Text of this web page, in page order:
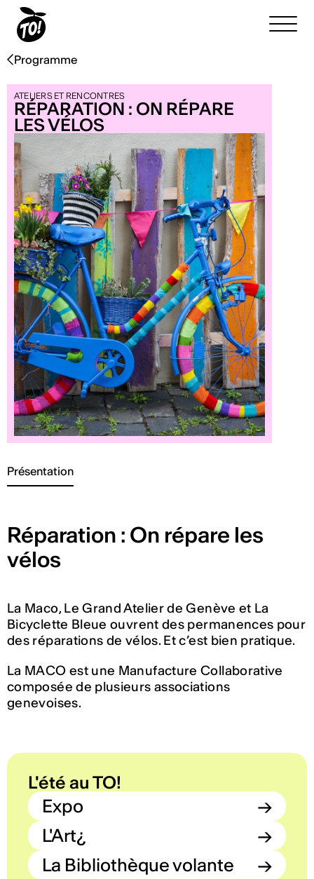
Programme
ATELIERS ET RENCONTRES
RÉPARATION : ON RÉPARE
LES VÉLOS
Présentation
Réparation : On répare les
vélos
La Maco, Le Grand Atelier de Genève et La
Bicyclette Bleue ouvrent des permanences pour
des réparations de vélos. Et c’est bien pratique.
La MACO est une Manufacture Collaborative
composée de plusieurs associations
genevoises.
L'été au TO!
Expo
→
L'Art¿
→
La Bibliothèque volante
→